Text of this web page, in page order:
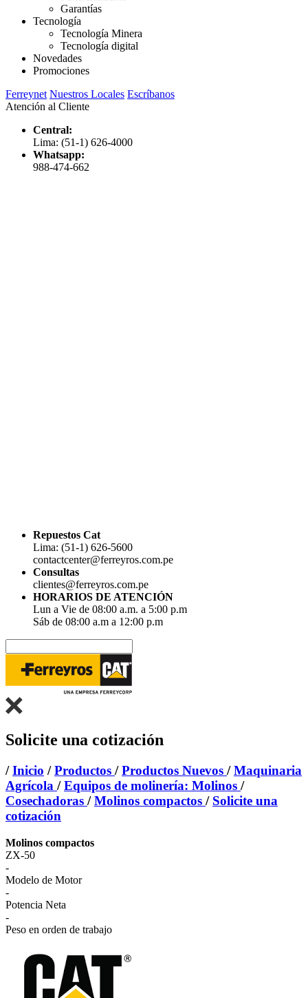
Garantías
Tecnología
Tecnología Minera
Tecnología digital
Novedades
Promociones
Ferreynet Nuestros Locales Escríbanos
Atención al Cliente
Central:
Lima: (51-1) 626-4000
Whatsapp:
988-474-662
Repuestos Cat
Lima: (51-1) 626-5600
contactcenter@ferreyros.com.pe
Consultas
clientes@ferreyros.com.pe
HORARIOS DE ATENCIÓN
Lun a Vie de 08:00 a.m. a 5:00 p.m
Sáb de 08:00 a.m a 12:00 p.m
Solicite una cotización
/Inicio /Productos /Productos Nuevos /Maquinaria
Agrícola /Equipos de molinería: Molinos /
Cosechadoras /Molinos compactos / Solicite una
cotización
Molinos compactos
ZX-50
-
Modelo de Motor
-
Potencia Neta
-
Peso en orden de trabajo